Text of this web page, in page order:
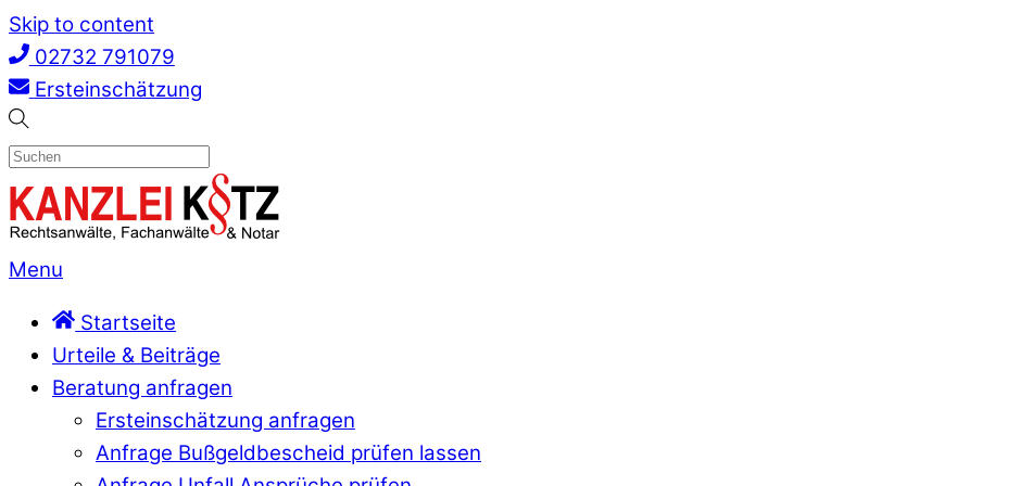
Skip to content
02732 791079
Ersteinschätzung
Menu
Startseite
Urteile & Beiträge
Beratung anfragen
Ersteinschätzung anfragen
Anfrage Bußgeldbescheid prüfen lassen